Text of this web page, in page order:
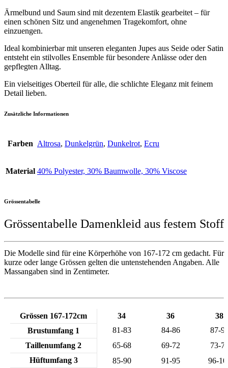
Ärmelbund und Saum sind mit dezentem Elastik gearbeitet – für
einen schönen Sitz und angenehmen Tragekomfort, ohne
einzuengen.
Ideal kombinierbar mit unseren eleganten Jupes aus Seide oder Satin
entsteht ein stilvolles Ensemble für besondere Anlässe oder den
gepflegten Alltag.
Ein vielseitiges Oberteil für alle, die schlichte Eleganz mit feinem
Detail lieben.
Zusätzliche Informationen
Farben Altrosa, Dunkelgrün, Dunkelrot, Ecru
Material 40% Polyester, 30% Baumwolle, 30% Viscose
Grössentabelle
Grössentabelle Damenkleid aus festem Stoff
Die Modelle sind für eine Körperhöhe von 167-172 cm gedacht. Für
kurze oder lange Grössen gelten die untenstehenden Angaben. Alle
Massangaben sind in Zentimeter.
Grössen 167-172cm
Brustumfang 1
Taillenumfang 2
Hüftumfang 3
34
81-83
65-68
85-90
36
84-86
69-72
91-95
38
87-
73-
96-